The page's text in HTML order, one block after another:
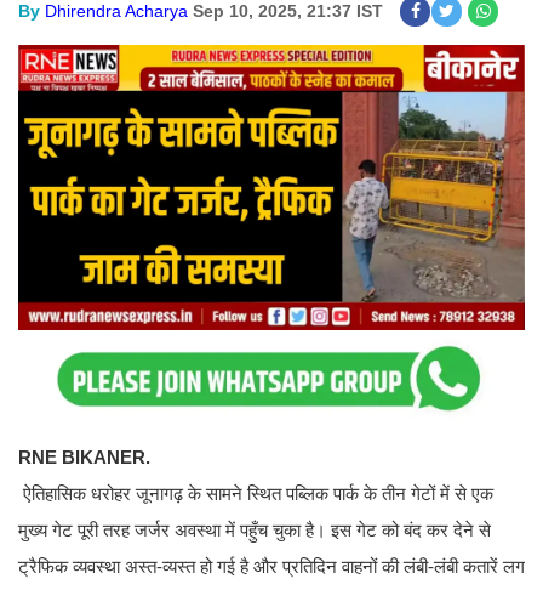
By Dhirendra Acharya Sep 10, 2025, 21:37 IST
RNE BIKANER.
ऐतिहासिक धरोहर जूनागढ़ के सामने स्थित पब्लिक पार्क के तीन गेटों में से एक
मुख्य गेट पूरी तरह जर्जर अवस्था में पहुँच चुका है। इस गेट को बंद कर देने से
ट्रैफिक व्यवस्था अस्त-व्यस्त हो गई है और प्रतिदिन वाहनों की लंबी-लंबी कतारें लग